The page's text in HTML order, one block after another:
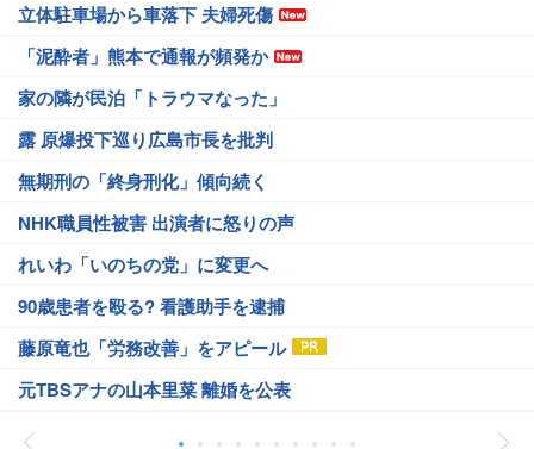
立体駐車場から車落下 夫婦死傷
「泥酔者」熊本で通報が頻発か
家の隣が民泊「トラウマなった」
露 原爆投下巡り広島市長を批判
無期刑の「終身刑化」傾向続く
NHK職員性被害 出演者に怒りの声
れいわ「いのちの党」に変更へ
90歳患者を殴る? 看護助手を逮捕
藤原竜也「労務改善」をアピール
元TBSアナの山本里菜 離婚を公表